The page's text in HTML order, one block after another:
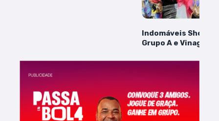
Indomáveis Show é
Grupo A e
2025